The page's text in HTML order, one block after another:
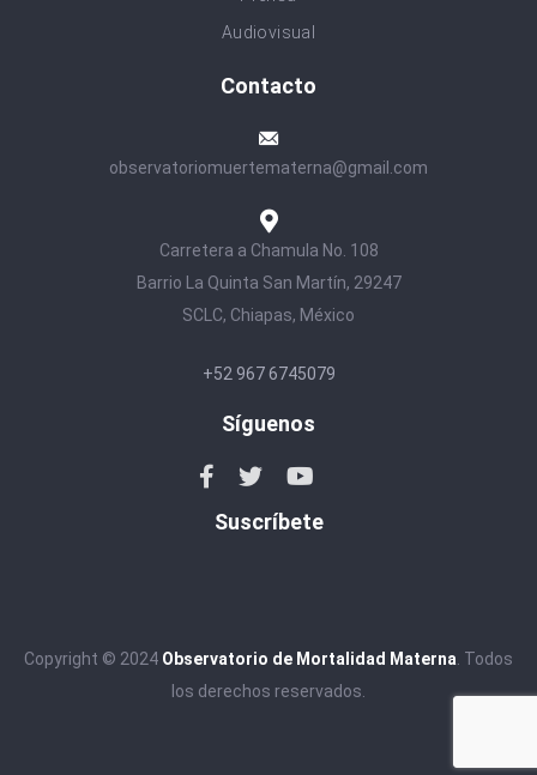
Audiovisual
Contacto
observatoriomuertematerna@gmail.com
Carretera a Chamula No. 108
Barrio La Quinta San Martín, 29247
SCLC, Chiapas, México
+52 967 6745079
Síguenos
Suscríbete
Copyright © 2024 Observatorio de Mortalidad Materna . Todos
los derechos reservados.